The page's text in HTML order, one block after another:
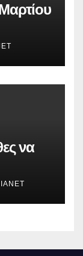
να